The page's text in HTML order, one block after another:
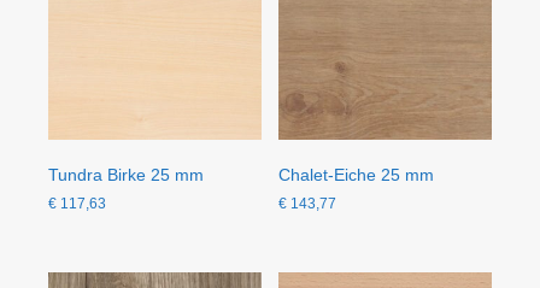
Tundra Birke 25 mm
€ 117,63
Chalet-Eiche 25 mm
€ 143,77